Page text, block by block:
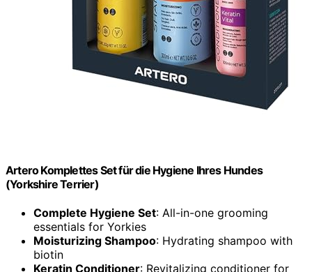
Artero Komplettes Set für die Hygiene Ihres Hundes
(Yorkshire Terrier)
Complete Hygiene Set: All-in-one grooming
essentials for Yorkies
Moisturizing Shampoo: Hydrating shampoo with
biotin
Keratin Conditioner: Revitalizing conditioner for